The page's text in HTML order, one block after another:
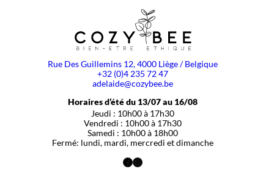
Rue Des Guillemins 12, 4000 Liège / Belgique
+32 (0)4 235 72 47
adelaide@cozybee.be
Horaires d’été du 13/07 au 16/08
Jeudi : 10h00 à 17h30
Vendredi : 10h00 à 17h30
Samedi : 10h00 à 18h00
Fermé: lundi, mardi, mercredi et dimanche
Facebook
Instagram